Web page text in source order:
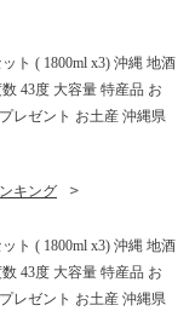
ト ( 1800ml x3) 沖縄 地酒
43度 大容量 特産品 お
レゼント お土産 沖縄県
キング
ト ( 1800ml x3) 沖縄 地酒
43度 大容量 特産品 お
レゼント お土産 沖縄県